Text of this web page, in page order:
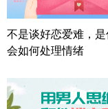
不是谈好恋爱难，
会如何处理情绪